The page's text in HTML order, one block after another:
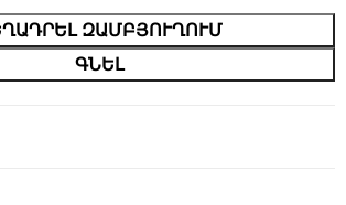
ԶԱՄԲՅՈՒՂՈՒՄ
ԳՆԵԼ